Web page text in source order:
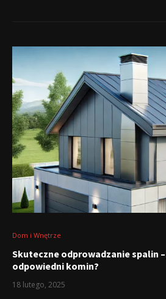
Dom i Wnętrze
Skuteczne odprowadzanie spalin
odpowiedni komin?
18 lutego, 2025